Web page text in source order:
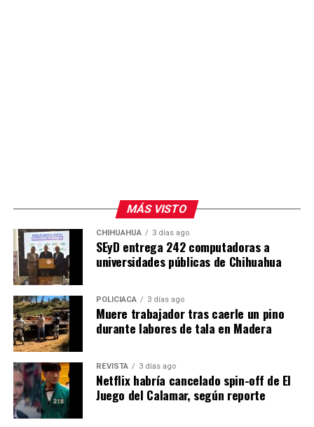
MÁS VISTO
CHIHUAHUA 3 días ago
SEyD entrega 242 computadoras a
universidades públicas de Chihuahua
POLICIACA 3 días ago
Muere trabajador tras caerle un pino
durante labores de tala en Madera
REVISTA 3 días ago
Netflix habría cancelado spin-off de El
Juego del Calamar, según reporte